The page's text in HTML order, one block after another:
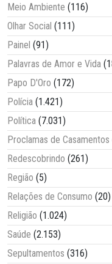
Meio Ambiente (116)
Olhar Social (111)
Painel (91)
Palavras de Amor e Vida
Papo D'Oro (172)
Polícia (1.421)
Política (7.031)
Proclamas de Casamentos
Redescobrindo (261)
Região (5)
Relações de Consumo (20)
Religião (1.024)
Saúde (2.153)
Sepultamentos (316)